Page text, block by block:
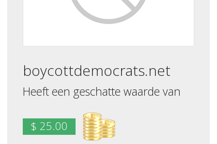
boycottdemocrats.net
Heeft een geschatte waarde van
$ 25.00